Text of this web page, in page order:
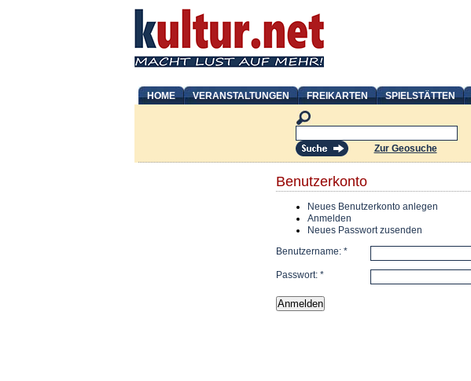
HOME VERANSTALTUNGEN FREIKARTEN SPIELSTÄTTEN
Zur Geosuche
Benutzerkonto
Neues Benutzerkonto anlegen
Anmelden
Neues Passwort zusenden
Benutzername: *
Passwort: *